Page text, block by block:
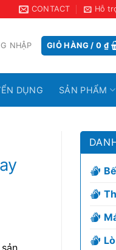
CONTACT Hỗ
NHẬP GIỎ HÀNG /0 ₫
DỤNG SẢN PHẨM